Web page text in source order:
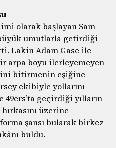
olarak başlayan Sam
umutlarla getirdiği
Lakin Adam Gase ile
arpa boyu ilerleyemeyen
bitirmenin eşiğine
ekibiyle yollarını
49ers’ta geçirdiği yılların
üzerine
şansı bularak birkez
buldu.